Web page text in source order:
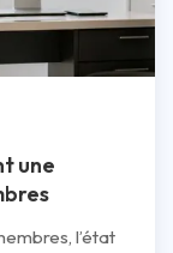
une
l’état